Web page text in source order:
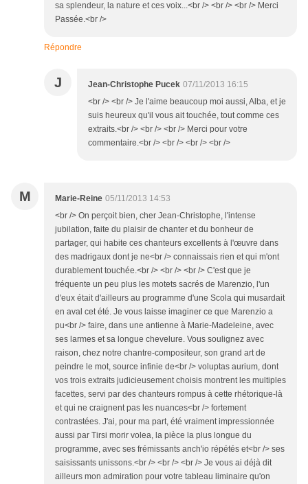
sa splendeur, la nature et ces voix...<br /> <br /> <br /> Merci
Passée.<br />
Répondre
J Jean-Christophe Pucek 07/11/2013 16:15
<br /> <br /> Je l'aime beaucoup moi aussi, Alba, et je
suis heureux qu'il vous ait touchée, tout comme ces
extraits.<br /> <br /> <br /> Merci pour votre
commentaire.<br /> <br /> <br /> <br />
M Marie-Reine 05/11/2013 14:53
<br /> On perçoit bien, cher Jean-Christophe, l'intense
jubilation, faite du plaisir de chanter et du bonheur de
partager, qui habite ces chanteurs excellents à l'œuvre dans
des madrigaux dont je ne<br /> connaissais rien et qui m'ont
durablement touchée.<br /> <br /> <br /> C'est que je
fréquente un peu plus les motets sacrés de Marenzio, l'un
d'eux était d'ailleurs au programme d'une Scola qui musardait
en aval cet été. Je vous laisse imaginer ce que Marenzio a
pu<br /> faire, dans une antienne à Marie-Madeleine, avec
ses larmes et sa longue chevelure. Vous soulignez avec
raison, chez notre chantre-compositeur, son grand art de
peindre le mot, source infinie de<br /> voluptas aurium, dont
vos trois extraits judicieusement choisis montrent les multiples
facettes, servi par des chanteurs rompus à cette rhétorique-là
et qui ne craignent pas les nuances<br /> fortement
contrastées. J'ai, pour ma part, été vraiment impressionnée
aussi par Tirsi morir volea, la pièce la plus longue du
programme, avec ses frémissants anch'io répétés et<br /> ses
saisissants unissons.<br /> <br /> <br /> Je vous ai déjà dit
ailleurs mon admiration pour votre tableau liminaire qu'on